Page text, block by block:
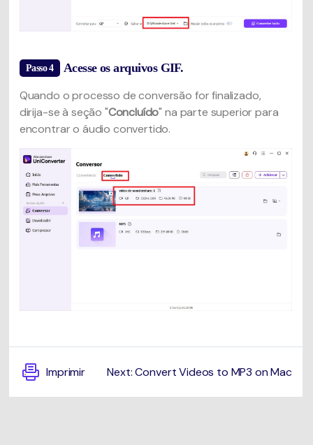
Passo 4 Acesse os arquivos GIF.
Quando o processo de conversão for finalizado,
dirija-se à seção "Concluído" na parte superior para
encontrar o áudio convertido.
Imprimir Next: Convert Videos to MP3 on Mac